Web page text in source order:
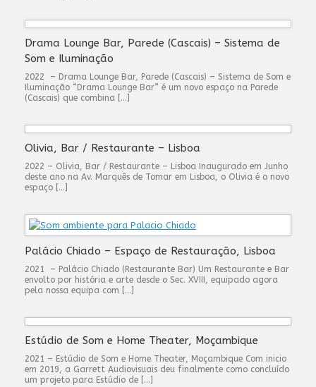
Drama Lounge Bar, Parede (Cascais) – Sistema de
Som e Iluminação
2022 – Drama Lounge Bar, Parede (Cascais) – Sistema de Som e
Iluminação “Drama Lounge Bar” é um novo espaço na Parede
(Cascais) que combina […]
Olivia, Bar / Restaurante – Lisboa
2022 – Olivia, Bar / Restaurante – Lisboa Inaugurado em Junho
deste ano na Av. Marquês de Tomar em Lisboa, o Olivia é o novo
espaço […]
Palácio Chiado – Espaço de Restauração, Lisboa
2021 – Palácio Chiado (Restaurante Bar) Um Restaurante e Bar
envolto por história e arte desde o Sec. XVIII, equipado agora
pela nossa equipa com […]
Estúdio de Som e Home Theater, Moçambique
2021 – Estúdio de Som e Home Theater, Moçambique Com inicio
em 2019, a Garrett Audiovisuais deu finalmente como concluído
um projeto para Estúdio de […]